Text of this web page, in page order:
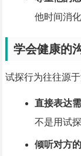
他时间消化
学会健康的
试探行为往往源
直接表达
不是用试
倾听对方